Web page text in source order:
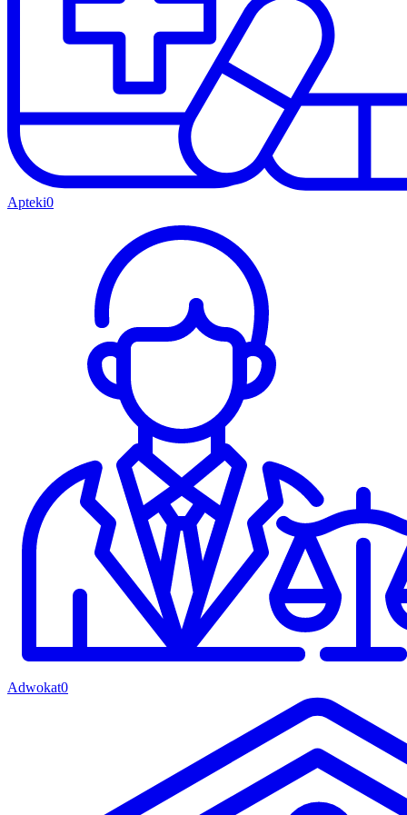
Apteki0
Adwokat0